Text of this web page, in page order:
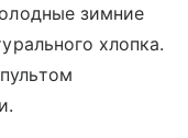
зимние
хлопка.